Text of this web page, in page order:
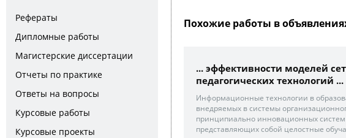
Рефераты
Дипломные работы
Магистерские диссертации
Отчеты по практике
Ответы на вопросы
Курсовые работы
Курсовые проекты
Похожие работы в
... эффективности моделей
педагогических технологий ...
Информационные технологии в
внедряемых в системы
принципиально инновационных
представляющих собой целостные